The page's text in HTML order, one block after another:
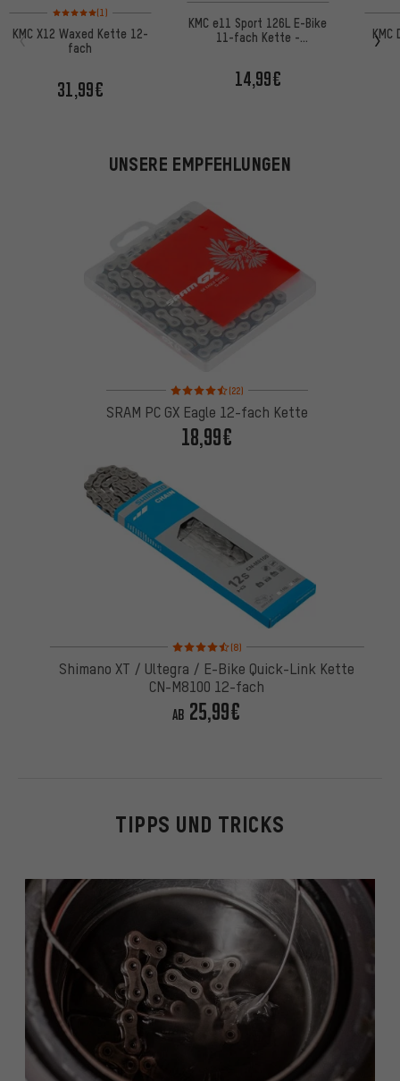
Bewertungen: 5 von 5 basierend auf 1 Bewertungen
(1)
KMC X12 Waxed Kette 12-
fach
31,99€
KMC e11 Sport 126L E-Bike
11-fach Kette -
14,99€
UNSERE EMPFEHLUNGEN
Bewertungen: 4,5 von 5 basierend auf 22
(22)
SRAM PC GX Eagle 12-fach Kette
18,99€
Bewertungen: 4,5 von 5 basierend auf 8
(8)
Shimano XT / Ultegra / E-Bike Quick-Link Kette
CN-M8100 12-fach
AB 25,99€
TIPPS UND TRICKS